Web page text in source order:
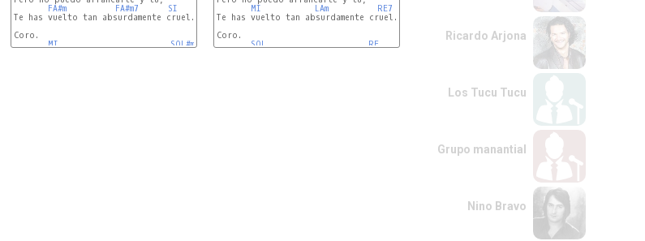
FA#m
FA#m7
SI
Te has vuelto tan absurdamente cruel....
Coro.
MI
SOL#m7
MI
LAm
RE7
Te has vuelto tan absurdamente cruel....
Coro.
SOL
RE
Ricardo Arjona
Los Tucu Tucu
Grupo manantial
Nino Bravo